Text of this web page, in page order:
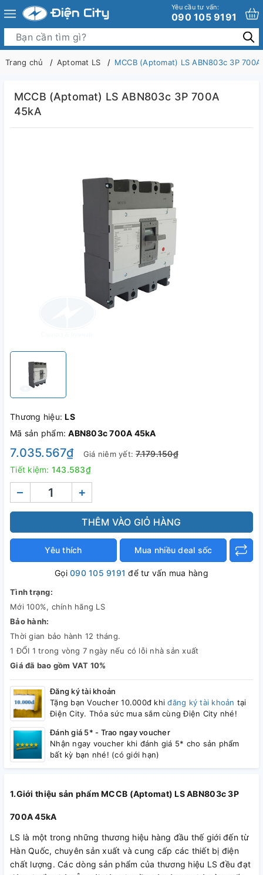
Yêu cầu tư vấn:
090 105 9191
Trang chủ Aptomat LS MCCB (Aptomat) LS ABN803c 3P
MCCB (Aptomat) LS ABN803c 3P 700A
45kA
Thương hiệu:LS
Mã sản phẩm:ABN803c 700A 45kA
7.035.567₫ Giá niêm yết:7.179.150₫
Tiết kiệm: 143.583₫
– +
THÊM VÀO GIỎ HÀNG
Yêu thích Mua nhiều deal sốc
Gọi090 105 9191 để tư vấn mua hàng
Tình trạng:
Mới 100%, chính hãng LS
Bảo hành:
Thời gian bảo hành 12 tháng.
1 ĐỔI 1 trong vòng 7 ngày nếu có lỗi nhà sản xuất
Giá đã bao gồm VAT 10%
Đăng ký tài khoản
Tặng bạn Voucher 10.000đ khiđăng ký tài khoản tại
Điện City. Thỏa sức mua sắm cùng Điện City nhé!
Đánh giá 5* - Trao ngay voucher
Nhận ngay voucher khi đánh giá 5* cho sản phẩm
bất kỳ bạn nhé! (có giới hạn)
1.Giới thiệu sản phẩm MCCB (Aptomat) LS ABN803c 3P
700A 45kA
LS là một trong những thương hiệu hàng đầu thế giới đến từ
Hàn Quốc, chuyên sản xuất và cung cấp các thiết bị điện
chất lượng. Các dòng sản phẩm của thương hiệu LS đều đạt